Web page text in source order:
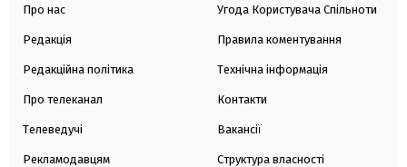
Про нас
Редакція
Редакційна політика
Про телеканал
Телеведучі
Рекламодавцям
Угода Користувача Спільноти
Правила коментування
Технічна інформація
Контакти
Вакансії
Структура власності